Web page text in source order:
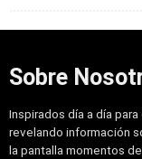
Sobre
Inspirados día a día
revelando información
la pantalla momentos